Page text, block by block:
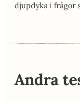
djupdyka i frågor
Andra